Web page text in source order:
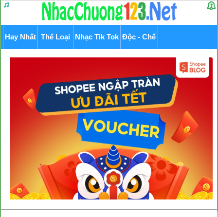
Hay Nhất Thể Loại Nhạc Tik Tok Độc - Chế